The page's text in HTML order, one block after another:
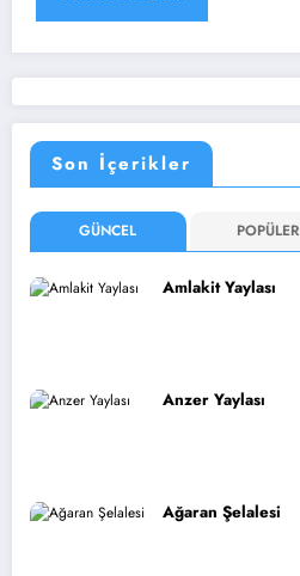
Son İçerikler
GÜNCEL POPÜLER
Amlakit Yaylası
Anzer Yaylası
Ağaran Şelalesi